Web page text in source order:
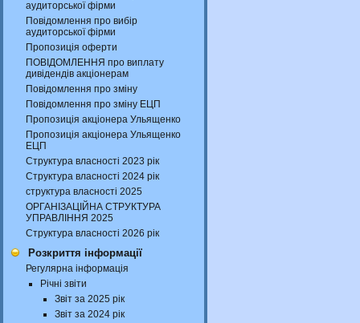
аудиторської фірми
Повідомлення про вибір
аудиторської фірми
Пропозиція оферти
ПОВІДОМЛЕННЯ про виплату
дивідендів акціонерам
Повідомлення про зміну
Повідомлення про зміну ЕЦП
Пропозиція акціонера Ульященко
Пропозиція акціонера Ульященко
ЕЦП
Структура власності 2023 рік
Структура власності 2024 рік
структура власності 2025
ОРГАНІЗАЦІЙНА СТРУКТУРА
УПРАВЛІННЯ 2025
Структура власності 2026 рік
Розкриття інформації
Регулярна інформація
Річні звіти
Звіт за 2025 рік
Звіт за 2024 рік